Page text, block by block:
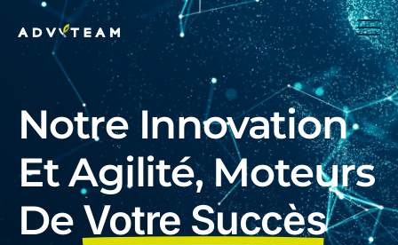
Notre Innovation
Et Agilité, Moteurs
De Votre Succès